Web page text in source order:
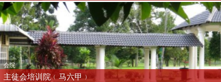
会院
主徒会培训院﹙马六甲﹚